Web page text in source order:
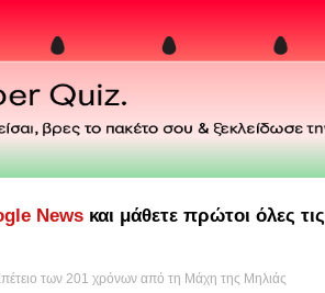
News και μάθετε πρώτοι όλες τις
των 201 χρόνων από τη Μάχη της Μηλιάς